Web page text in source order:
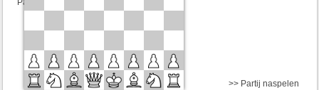
Partij telt mee voor de ranglijst
>> Partij naspelen